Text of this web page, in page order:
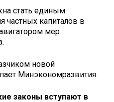
стать единым
частных капиталов в
мер
новой
Минэкономразвития.
законы вступают в